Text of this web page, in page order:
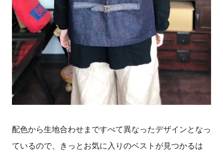
配色から生地合わせまですべて異なったデザインとなっ
ているので、きっとお気に入りのベストが見つかるは